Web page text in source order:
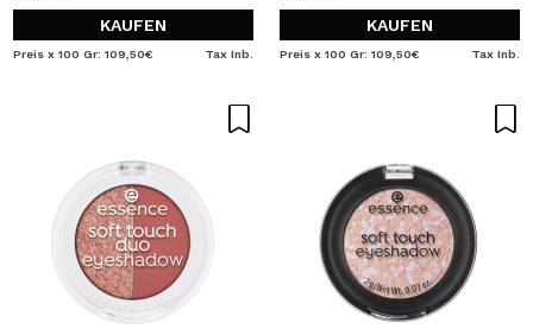
KAUFEN
Preis x 100 Gr: 109,50€ Tax Inb.
KAUFEN
Preis x 100 Gr: 109,50€ Tax Inb.